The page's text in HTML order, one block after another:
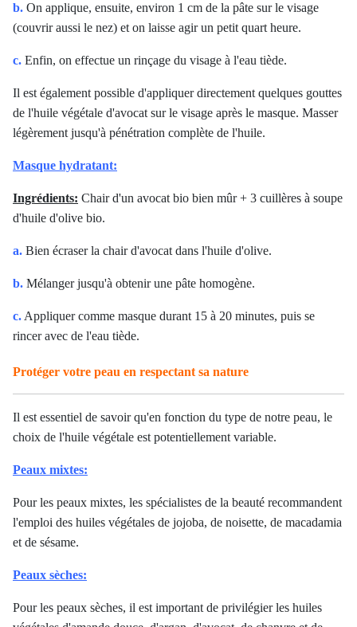
b. On applique, ensuite, environ 1 cm de la pâte sur le visage
(couvrir aussi le nez) et on laisse agir un petit quart heure.
c. Enfin, on effectue un rinçage du visage à l'eau tiède.
Il est également possible d'appliquer directement quelques gouttes
de l'huile végétale d'avocat sur le visage après le masque. Masser
légèrement jusqu'à pénétration complète de l'huile.
Masque hydratant:
Ingrédients: Chair d'un avocat bio bien mûr + 3 cuillères à soupe
d'huile d'olive bio.
a. Bien écraser la chair d'avocat dans l'huile d'olive.
b. Mélanger jusqu'à obtenir une pâte homogène.
c. Appliquer comme masque durant 15 à 20 minutes, puis se
rincer avec de l'eau tiède.
Protéger votre peau en respectant sa nature
Il est essentiel de savoir qu'en fonction du type de notre peau, le
choix de l'huile végétale est potentiellement variable.
Peaux mixtes:
Pour les peaux mixtes, les spécialistes de la beauté recommandent
l'emploi des huiles végétales de jojoba, de noisette, de macadamia
et de sésame.
Peaux sèches:
Pour les peaux sèches, il est important de privilégier les huiles